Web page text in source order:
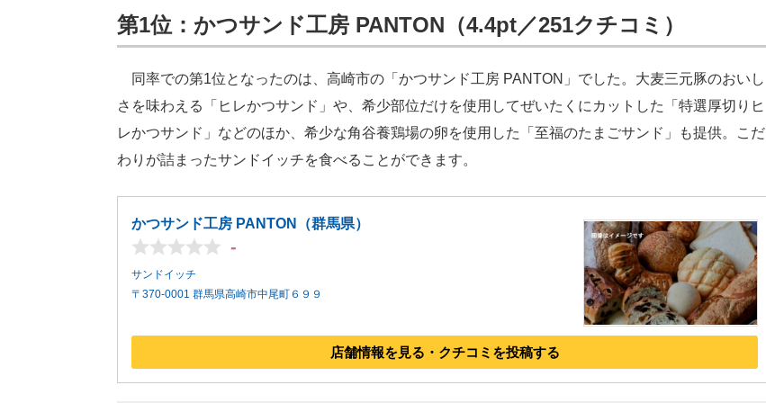
第1位：かつサンド工房 PANTON（4.4pt／251クチコミ）
同率での第1位となったのは、高崎市の「かつサンド工房 PANTON」でした。大麦三元豚のおいし
さを味わえる「ヒレかつサンド」や、希少部位だけを使用してぜいたくにカットした「特選厚切りヒ
レかつサンド」などのほか、希少な角谷養鶏場の卵を使用した「至福のたまごサンド」も提供。こだ
わりが詰まったサンドイッチを食べることができます。
かつサンド工房 PANTON（群馬県）
-
サンドイッチ
〒370-0001 群馬県高崎市中尾町６９９
店舗情報を見る・クチコミを投稿する